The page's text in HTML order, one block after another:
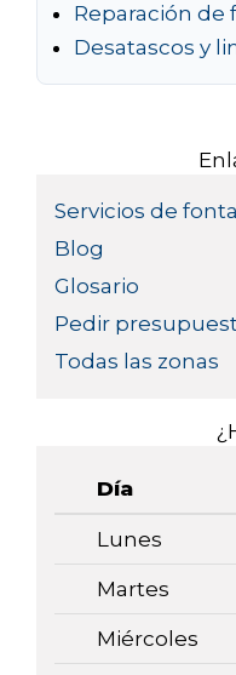
Reparación de
Desatascos y
Servicios de
Blog
Glosario
Pedir
Todas las zonas
Día
Lunes
Martes
Miércoles